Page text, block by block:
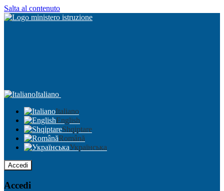
Salta al contenuto
Italiano
Italiano
English
Shqiptare
Română
Українська
Accedi
Accedi